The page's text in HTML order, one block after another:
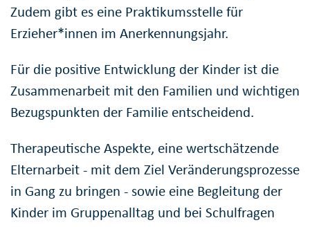
Zudem gibt es eine Praktikumsstelle für
Erzieher*innen im Anerkennungsjahr.
Für die positive Entwicklung der Kinder ist die
Zusammenarbeit mit den Familien und wichtigen
Bezugspunkten der Familie entscheidend.
Therapeutische Aspekte, eine wertschätzende
Elternarbeit - mit dem Ziel Veränderungsprozesse
in Gang zu bringen - sowie eine Begleitung der
Kinder im Gruppenalltag und bei Schulfragen